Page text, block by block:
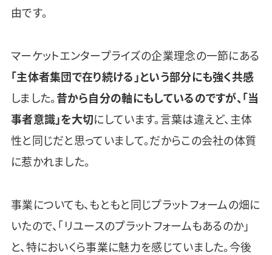
由です。
マーケットエンタープライズの企業理念の一節にある
「主体者集団で在り続ける」という部分にも強く共感
しました。昔から自分の軸にもしているのですが、「当
事者意識」を大切にしています。言葉は違えど、主体
性と同じだと思っていまして。だからこの会社の体質
に惹かれました。
事業についても、もともと同じプラットフォームの畑に
いたので、「リユースのプラットフォームもあるのか」
と、特においくら事業に魅力を感じていました。今後